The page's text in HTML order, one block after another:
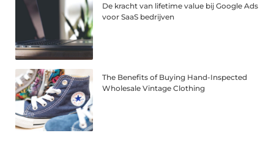
De kracht van lifetime value bij Google Ads
voor SaaS bedrijven
The Benefits of Buying Hand-Inspected
Wholesale Vintage Clothing